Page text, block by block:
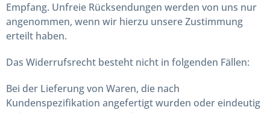
Empfang. Unfreie Rücksendungen werden von uns nur
angenommen, wenn wir hierzu unsere Zustimmung
erteilt haben.
Das Widerrufsrecht besteht nicht in folgenden Fällen:
Bei der Lieferung von Waren, die nach
Kundenspezifikation angefertigt wurden oder eindeutig